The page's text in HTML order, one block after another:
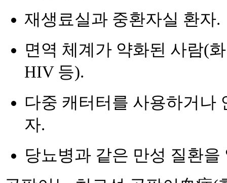
재생료실과 중환자실 환자.
면역 체계가 약화된 사람(
HIV 등).
다중 캐터터를 사용하거나
자.
당뇨병과 같은 만성 질환을